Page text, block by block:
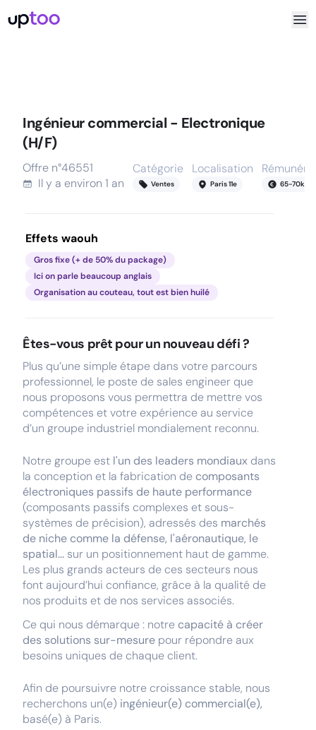
Ingénieur commercial - Electronique
(H/F)
Offre n°46551
Il y a environ 1 an
Catégorie
Ventes
Localisation
Paris 11e 65-70k
Effets waouh
Gros fixe (+ de 50% du package)
Ici on parle beaucoup anglais
Organisation au couteau, tout est bien huilé
Êtes-vous prêt pour un nouveau défi ?
Plus qu’une simple étape dans votre parcours
professionnel, le poste de sales engineer que
nous proposons vous permettra de mettre vos
compétences et votre expérience au service
d’un groupe industriel mondialement reconnu.
Notre groupe est l'un des leaders mondiaux dans
la conception et la fabrication de composants
électroniques passifs de haute performance
(composants passifs complexes et sous-
systèmes de précision), adressés des marchés
de niche comme la défense, l'aéronautique, le
spatial... sur un positionnement haut de gamme.
Les plus grands acteurs de ces secteurs nous
font aujourd’hui confiance, grâce à la qualité de
nos produits et de nos services associés.
Ce qui nous démarque : notre capacité à créer
des solutions sur-mesure pour répondre aux
besoins uniques de chaque client.
Afin de poursuivre notre croissance stable, nous
recherchons un(e) ingénieur(e) commercial(e),
basé(e) à Paris.